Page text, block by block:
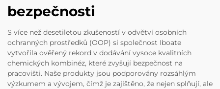
bezpečnosti
S více než desetiletou zkušeností v odvětví osobních
ochranných prostředků (OOP) si společnost Iboate
vytvořila ověřený rekord v dodávání vysoce kvalitních
chemických kombinéz, které zvyšují bezpečnost na
pracovišti. Naše produkty jsou podporovány rozsáhlým
výzkumem a vývojem, čímž je zajištěno, že nejen splňují, ale